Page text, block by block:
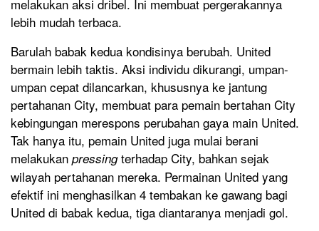
melakukan aksi dribel. Ini membuat pergerakannya
lebih mudah terbaca.
Barulah babak kedua kondisinya berubah. United
bermain lebih taktis. Aksi individu dikurangi, umpan-
umpan cepat dilancarkan, khususnya ke jantung
pertahanan City, membuat para pemain bertahan City
kebingungan merespons perubahan gaya main United.
Tak hanya itu, pemain United juga mulai berani
melakukan pressingterhadap City, bahkan sejak
wilayah pertahanan mereka. Permainan United yang
efektif ini menghasilkan 4 tembakan ke gawang bagi
United di babak kedua, tiga diantaranya menjadi gol.